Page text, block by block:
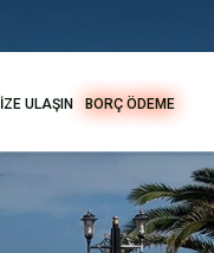
ULAŞIN BORÇ ÖDEME